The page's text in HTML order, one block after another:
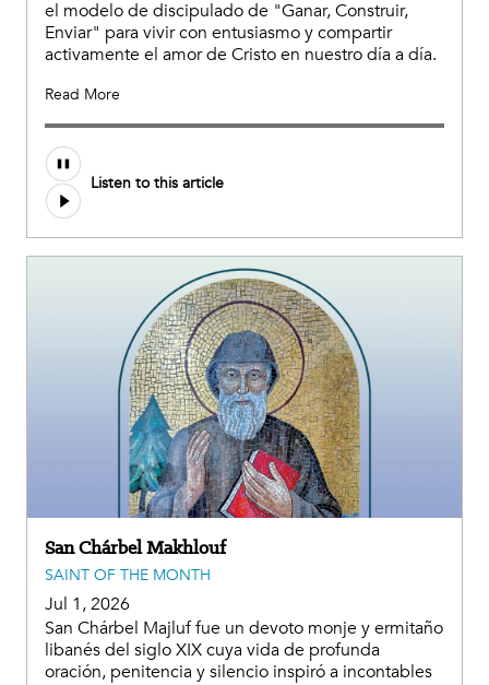
el modelo de discipulado de "Ganar, Construir,
Enviar" para vivir con entusiasmo y compartir
activamente el amor de Cristo en nuestro día a día.
Read More
Listen to this article
San Chárbel Makhlouf
SAINT OF THE MONTH
Jul 1, 2026
San Chárbel Majluf fue un devoto monje y ermitaño
libanés del siglo XIX cuya vida de profunda
oración, penitencia y silencio inspiró a incontables